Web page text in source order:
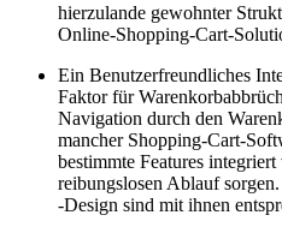
hierzulande gewohnter
Online-Shopping-Cart-
Ein Benutzerfreundliches
Faktor für
Navigation durch den
mancher Shopping-Cart-
bestimmte Features
reibungslosen Ablauf
-Design sind mit ihnen